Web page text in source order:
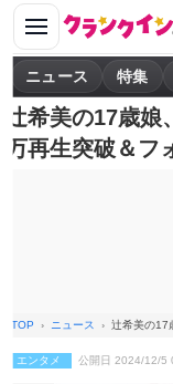
ニュース 特集
辻希美の17歳
万再生突破＆フ
TOP ニュース 辻希美の17
エンタメ 公開日 2024/12/5